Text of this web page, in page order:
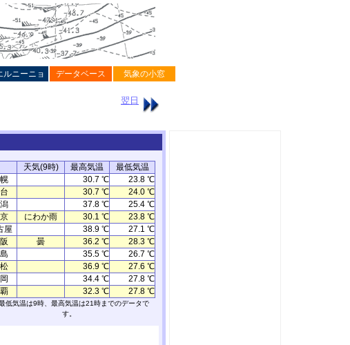
ルニーニョ データベース 気象の小窓
翌日
低気温は9時、最高気温は21時までのデータで
す。
天気(9時) 最高気温
最低気温
30.7 ℃
23.8 ℃
30.7 ℃
24.0 ℃
37.8 ℃
25.4 ℃
にわか雨 30.1 ℃
23.8 ℃
屋
38.9 ℃
27.1 ℃
曇 36.2 ℃
28.3 ℃
35.5 ℃
26.7 ℃
36.9 ℃
27.6 ℃
34.4 ℃
27.8 ℃
32.3 ℃ 27.8 ℃